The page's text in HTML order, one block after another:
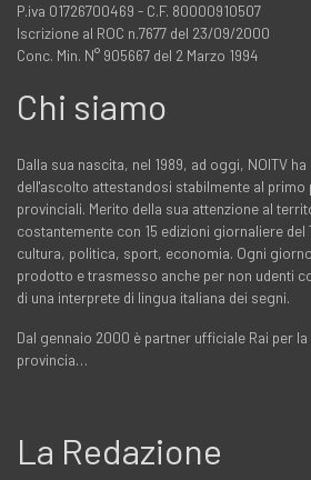
P.iva 01726700469 - C.F. 80000910507
Iscrizione al ROC n.7677 del 23/09/2000
Conc. Min. N° 905667 del 2 Marzo 1994
Chi siamo
Dalla sua nascita, nel 1989, ad oggi, NOITV
dell'ascolto attestandosi stabilmente al
provinciali. Merito della sua attenzione al
costantemente con 15 edizioni giornaliere
cultura, politica, sport, economia. Ogni
prodotto e trasmesso anche per non udenti
di una interprete di lingua italiana dei segni.
Dal gennaio 2000 è partner ufficiale Rai per
provincia…
La Redazione